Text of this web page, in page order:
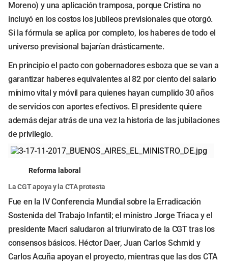
Moreno) y una aplicación tramposa, porque Cristina no
incluyó en los costos los jubileos previsionales que otorgó.
Si la fórmula se aplica por completo, los haberes de todo el
universo previsional bajarían drásticamente.
En principio el pacto con gobernadores esboza que se van a
garantizar haberes equivalentes al 82 por ciento del salario
mínimo vital y móvil para quienes hayan cumplido 30 años
de servicios con aportes efectivos. El presidente quiere
además dejar atrás de una vez la historia de las jubilaciones
de privilegio.
Reforma laboral
La CGT apoya y la CTA protesta
Fue en la IV Conferencia Mundial sobre la Erradicación
Sostenida del Trabajo Infantil; el ministro Jorge Triaca y el
presidente Macri saludaron al triunvirato de la CGT tras los
consensos básicos. Héctor Daer, Juan Carlos Schmid y
Carlos Acuña apoyan el proyecto, mientras que las dos CTA